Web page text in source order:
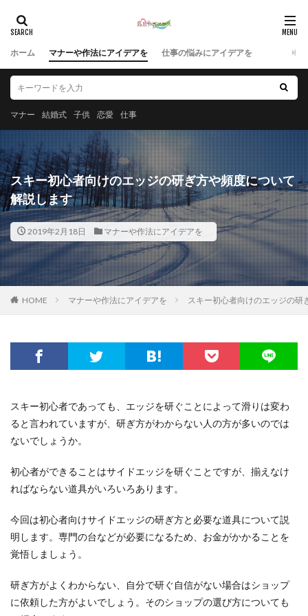
ホーム マナーや作法にアイデアを 仕事の悩みにアイデアを
マナー 結婚式 子供 恋愛 仕事
スキー初心者向けのエッジの研ぎ方や頻度について
解説します
2019年2月18日 マナーや作法にアイデアを
HOME マナーや作法にアイデアを スキー初心者向けのエッジの研
スキー初心者であっても、エッジを研ぐことによって滑りは変わ
ると言われていますが、研ぎ方がわからない人の方が多いのでは
ないでしょうか。
初心者ができることはサイドエッジを研ぐことですが、揃えなけ
ればならない道具がいろいろあります。
今回は初心者向けサイドエッジの研ぎ方と必要な道具について説
明します。専門の台などが必要になるため、お金がかかることを
覚悟しましょう。
研ぎ方がよくわからない、自分で研ぐ自信がない場合はショップ
に依頼した方がよいでしょう。そのショップの選び方についても